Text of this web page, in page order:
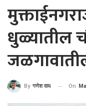
धुळ्यातील
By गणेश वाघ On